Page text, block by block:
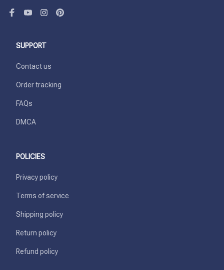
SUPPORT
Contact us
Order tracking
FAQs
DMCA
POLICIES
Privacy policy
Terms of service
Shipping policy
Return policy
Refund policy